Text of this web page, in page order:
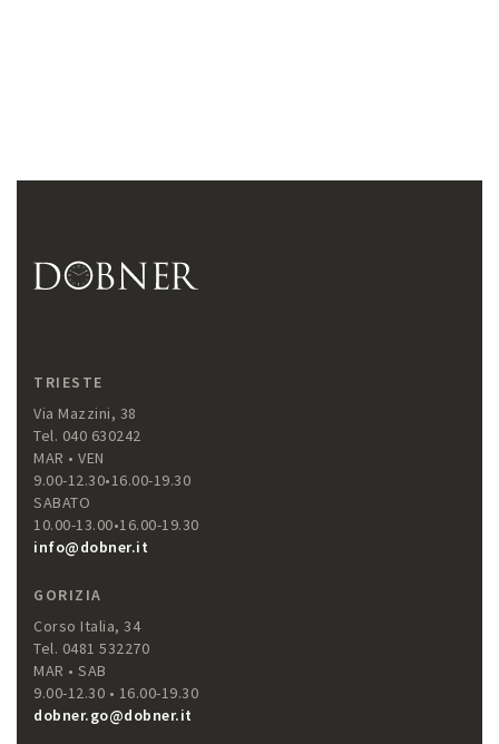
TRIESTE
Via Mazzini, 38
Tel. 040 630242
MAR • VEN
9.00-12.30•16.00-19.30
SABATO
10.00-13.00•16.00-19.30
info@dobner.it
GORIZIA
Corso Italia, 34
Tel. 0481 532270
MAR • SAB
9.00-12.30 • 16.00-19.30
dobner.go@dobner.it